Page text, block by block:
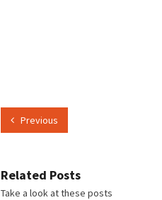
Previous
Related Posts
Take a look at these posts